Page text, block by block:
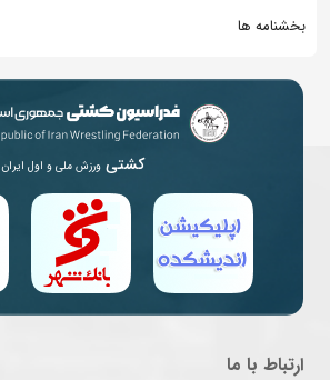
بخشنامه ها
کشتی ورزش ملی و اول ایران
ارتباط با ما